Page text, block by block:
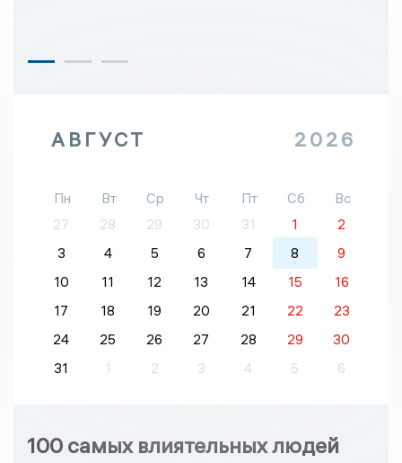
АВГУСТ 2026
Пн Вт Ср Чт Пт Сб
Вс
27
28 29 30 31 1
2
3
4 5 6 7 8
9
10
11 12 13 14 15
16
17
18 19 20 21 22
23
24
25 26 27 28 29
30
31
1 2 3 4 5 6
100 самых влиятельных людей